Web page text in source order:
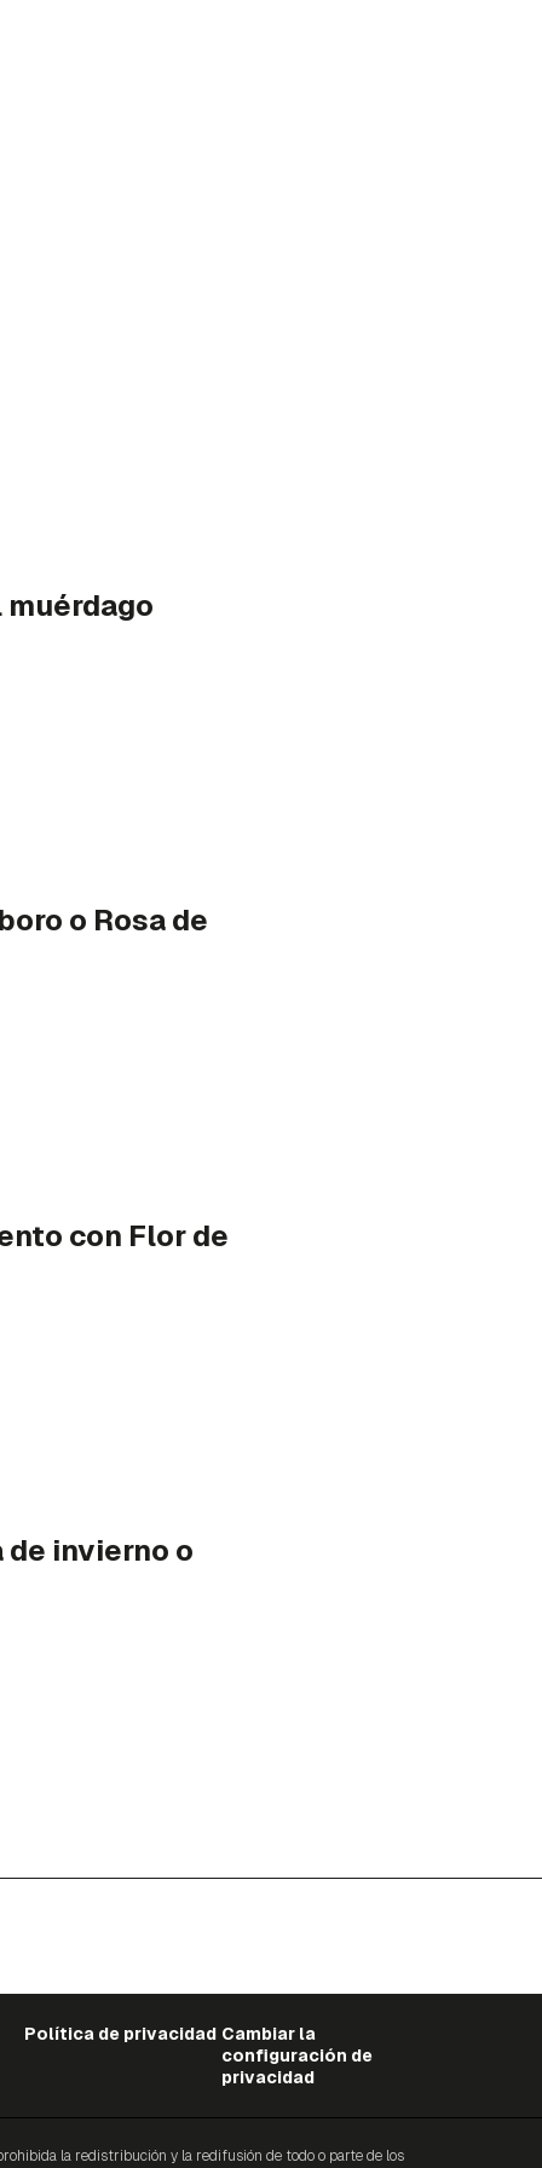
o Rosa de
con Flor de
de invierno o
Política de privacidad Cambiar la
configuración de
privacidad
la redistribución y la redifusión de todo o parte de los